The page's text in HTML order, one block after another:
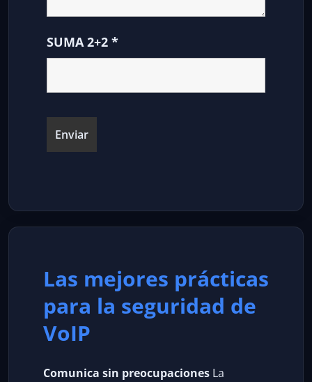
SUMA 2+2 *
Las mejores prácticas
para la seguridad de
VoIP
Comunica sin preocupaciones La